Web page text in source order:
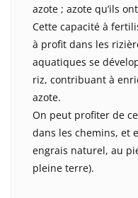
azote ; azote qu’ils
Cette capacité à
à profit dans les
aquatiques se
riz, contribuant à
azote.
On peut profiter de
dans les chemins, et
engrais naturel, au
pleine terre).